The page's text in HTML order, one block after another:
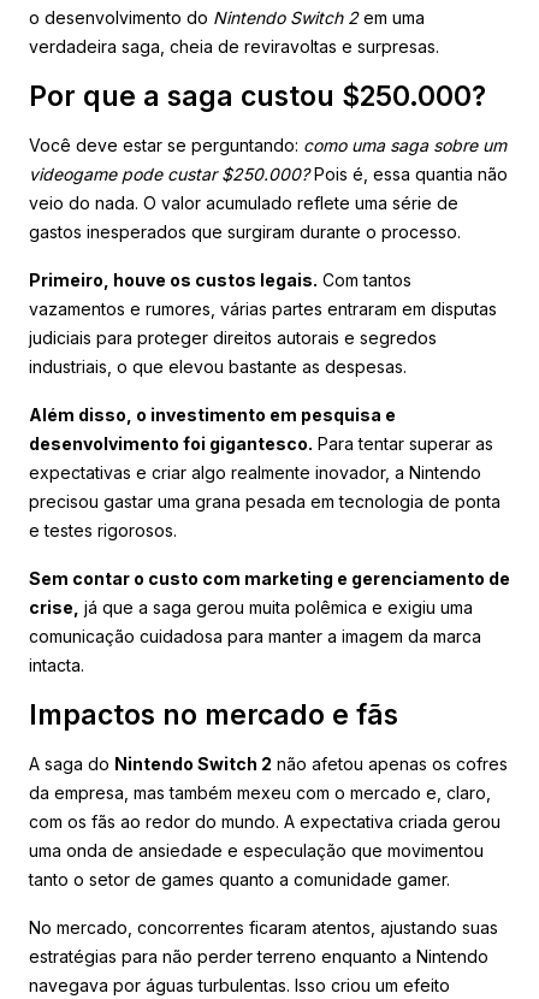
o desenvolvimento do Nintendo Switch 2em uma
verdadeira saga, cheia de reviravoltas e surpresas.
Por que a saga custou $250.000?
Você deve estar se perguntando: como uma saga sobre um
videogame pode custar $250.000?Pois é, essa quantia não
veio do nada. O valor acumulado reflete uma série de
gastos inesperados que surgiram durante o processo.
Primeiro, houve os custos legais. Com tantos
vazamentos e rumores, várias partes entraram em disputas
judiciais para proteger direitos autorais e segredos
industriais, o que elevou bastante as despesas.
Além disso, o investimento em pesquisa e
desenvolvimento foi gigantesco. Para tentar superar as
expectativas e criar algo realmente inovador, a Nintendo
precisou gastar uma grana pesada em tecnologia de ponta
e testes rigorosos.
Sem contar o custo com marketing e gerenciamento de
crise, já que a saga gerou muita polêmica e exigiu uma
comunicação cuidadosa para manter a imagem da marca
intacta.
Impactos no mercado e fãs
A saga do Nintendo Switch 2 não afetou apenas os cofres
da empresa, mas também mexeu com o mercado e, claro,
com os fãs ao redor do mundo. A expectativa criada gerou
uma onda de ansiedade e especulação que movimentou
tanto o setor de games quanto a comunidade gamer.
No mercado, concorrentes ficaram atentos, ajustando suas
estratégias para não perder terreno enquanto a Nintendo
navegava por águas turbulentas. Isso criou um efeito